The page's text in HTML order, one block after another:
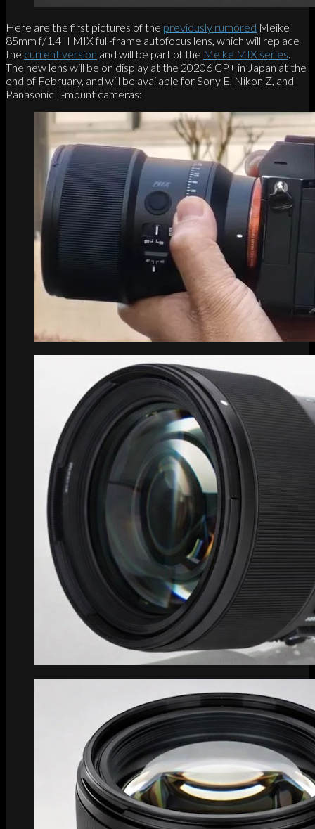
Here are the first pictures of the previously rumored Meike
85mm f/1.4 II MIX full-frame autofocus lens, which will replace
the current version and will be part of the Meike MIX series
The new lens will be on display at the 20206 CP+ in Japan at the
end of February, and will be available for Sony E, Nikon Z, and
Panasonic L-mount cameras: